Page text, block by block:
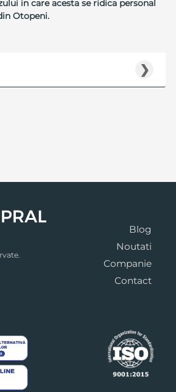
in care acesta se ridica personal
Otopeni.
❯
Blog
Noutati
Companie
Contact